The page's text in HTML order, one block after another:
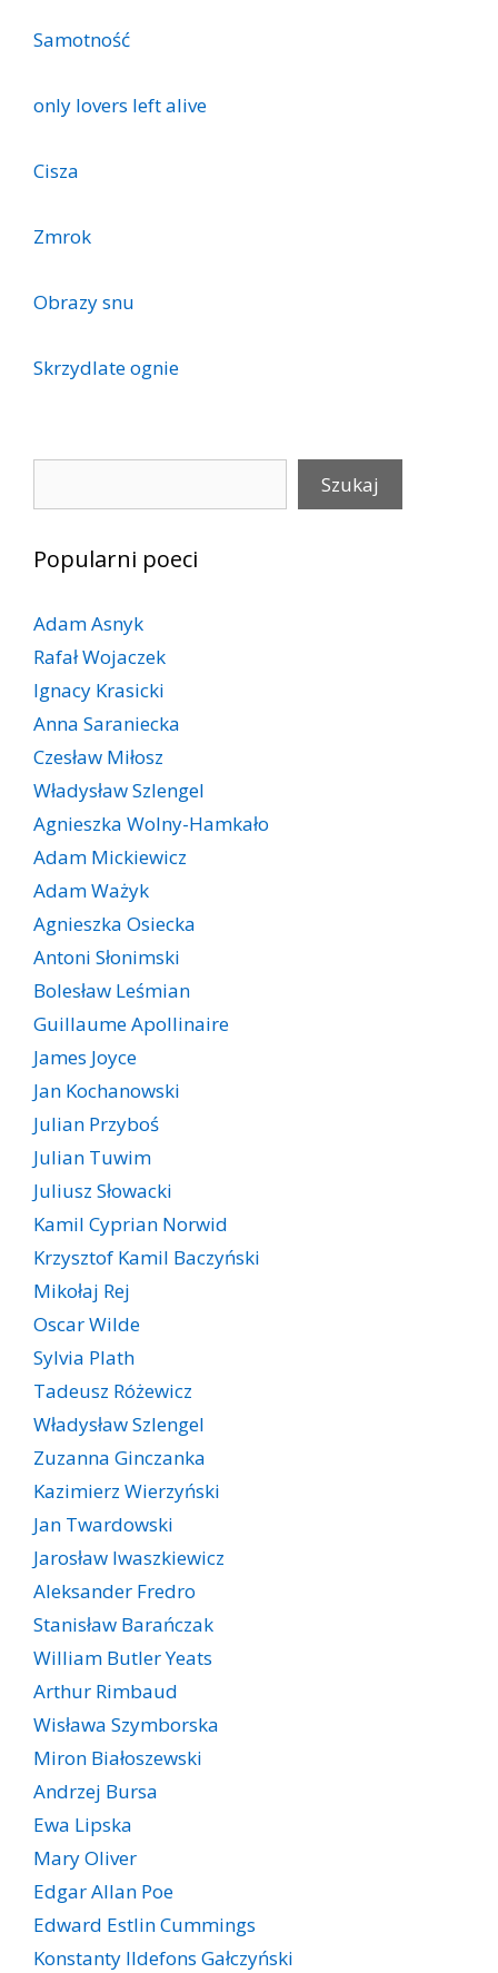
Samotność
only lovers left alive
Cisza
Zmrok
Obrazy snu
Skrzydlate ognie
Szukaj
Popularni poeci
Adam Asnyk
Rafał Wojaczek
Ignacy Krasicki
Anna Saraniecka
Czesław Miłosz
Władysław Szlengel
Agnieszka Wolny-Hamkało
Adam Mickiewicz
Adam Ważyk
Agnieszka Osiecka
Antoni Słonimski
Bolesław Leśmian
Guillaume Apollinaire
James Joyce
Jan Kochanowski
Julian Przyboś
Julian Tuwim
Juliusz Słowacki
Kamil Cyprian Norwid
Krzysztof Kamil Baczyński
Mikołaj Rej
Oscar Wilde
Sylvia Plath
Tadeusz Różewicz
Władysław Szlengel
Zuzanna Ginczanka
Kazimierz Wierzyński
Jan Twardowski
Jarosław Iwaszkiewicz
Aleksander Fredro
Stanisław Barańczak
William Butler Yeats
Arthur Rimbaud
Wisława Szymborska
Miron Białoszewski
Andrzej Bursa
Ewa Lipska
Mary Oliver
Edgar Allan Poe
Edward Estlin Cummings
Konstanty Ildefons Gałczyński